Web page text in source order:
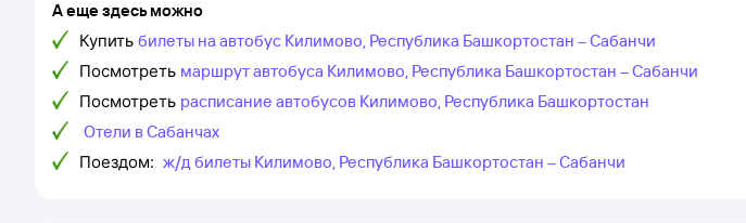
А еще здесь можно
Купить билеты на автобус Килимово, Республика Башкортостан – Сабанчи
Посмотреть маршрут автобуса Килимово, Республика Башкортостан – Сабанчи
Посмотреть расписание автобусов Килимово, Республика Башкортостан
Отели в Сабанчах
Поездом: ж/д билеты Килимово, Республика Башкортостан – Сабанчи